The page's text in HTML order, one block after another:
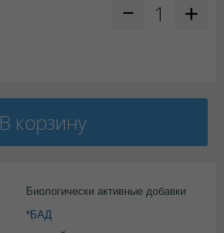
В корзину
Биологически активные добавки
*БАД